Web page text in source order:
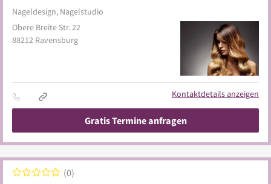
Nageldesign, Nagelstudio
Obere Breite Str. 22
88212 Ravensburg
Kontaktdetails anzeigen
Gratis Termine anfragen
0